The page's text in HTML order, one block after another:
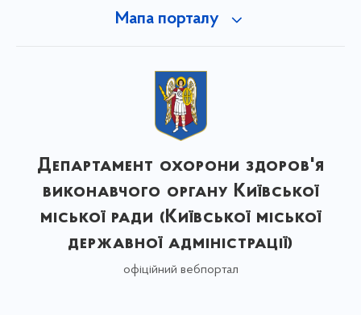
Мапа порталу
Департамент охорони здоров'я
виконавчого органу Київської
міської ради (Київської міської
державної адміністрації)
офіційний вебпортал